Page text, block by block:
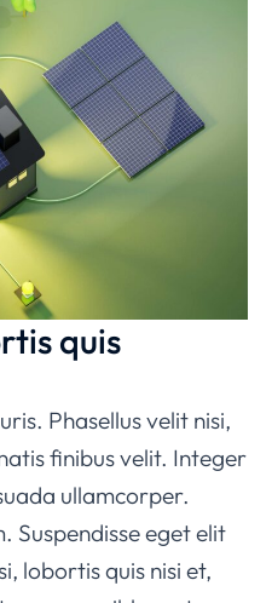
quis
Phasellus velit nisi,
finibus velit. Integer
ullamcorper.
Suspendisse eget elit
lobortis quis nisi et,